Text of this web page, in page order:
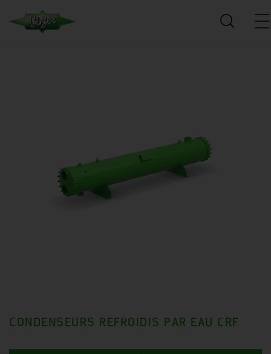
CONDENSEURS REFROIDIS PAR EAU CRF